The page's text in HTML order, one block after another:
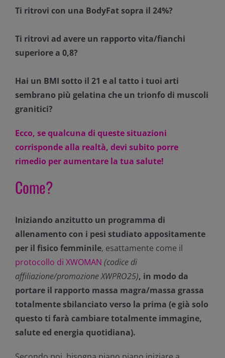
Ti ritrovi con una BodyFat sopra il 24%?
Ti ritrovi ad avere un rapporto vita/fianchi
superiore a 0,8?
Hai un BMI sotto il 21 e al tatto i tuoi arti
sembrano più gelatina che un trionfo di muscoli
granitici?
Ecco, se qualcuna di queste situazioni
corrisponde alla realtà, devi subito porre
rimedio per aumentare la tua salute!
Come?
Iniziando anzitutto un programma di
allenamento con i pesi studiato appositamente
per il fisico femminile, esattamente come il
protocollo di XWOMAN (codice di
affiliazione/promozione XWPRO25), in modo da
portare il rapporto massa magra/massa grassa
totalmente sbilanciato verso la prima (e già solo
questo ti farà cambiare totalmente immagine,
salute ed energia quotidiana).